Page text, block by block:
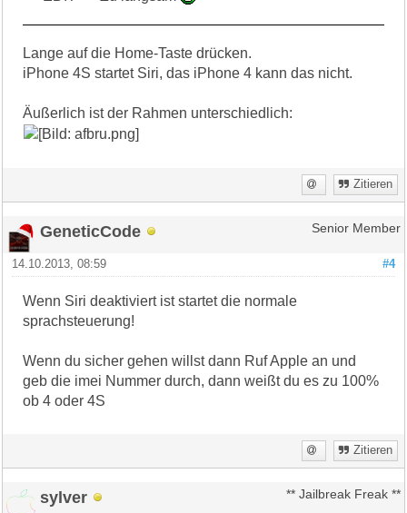
Lange auf die Home-Taste drücken.
iPhone 4S startet Siri, das iPhone 4 kann das nicht.
Äußerlich ist der Rahmen unterschiedlich:
Zitieren
GeneticCode Senior Member
#4
14.10.2013, 08:59
Wenn Siri deaktiviert ist startet die normale
sprachsteuerung!
Wenn du sicher gehen willst dann Ruf Apple an und
geb die imei Nummer durch, dann weißt du es zu 100%
ob 4 oder 4S
Zitieren
sylver ** Jailbreak Freak **